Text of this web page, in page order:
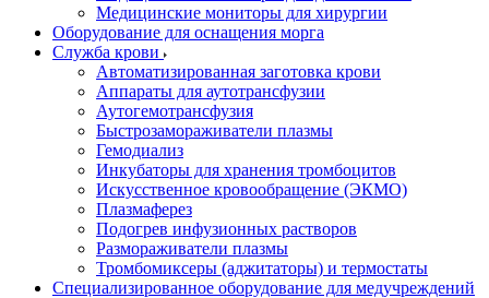
Медицинские мониторы для хирургии
Оборудование для оснащения морга
Служба крови
Автоматизированная заготовка крови
Аппараты для аутотрансфузии
Аутогемотрансфузия
Быстрозамораживатели плазмы
Гемодиализ
Инкубаторы для хранения тромбоцитов
Искусственное кровообращение (ЭКМО)
Плазмаферез
Подогрев инфузионных растворов
Размораживатели плазмы
Тромбомиксеры (аджитаторы) и термостаты
Специализированное оборудование для медучреждений